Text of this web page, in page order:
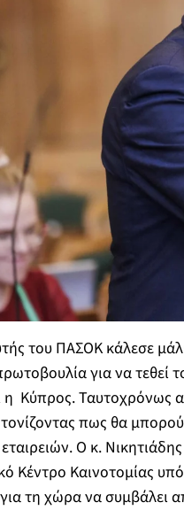
του ΠΑΣΟΚ κάλεσε
για να
η Κύπρος. Ταυτοχρόνως
πως θα
Ο κ.
Κέντρο Καινοτομίας
για τη χώρα να συμβάλει